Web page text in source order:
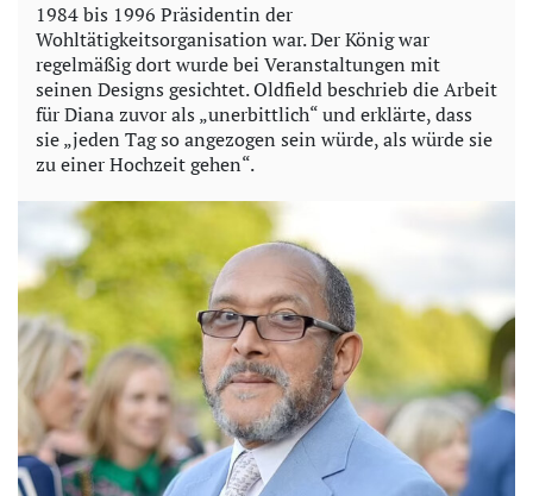
1984 bis 1996 Präsidentin der
Wohltätigkeitsorganisation war. Der König war
regelmäßig dort wurde bei Veranstaltungen mit
seinen Designs gesichtet. Oldfield beschrieb die Arbeit
für Diana zuvor als „unerbittlich“ und erklärte, dass
sie „jeden Tag so angezogen sein würde, als würde sie
zu einer Hochzeit gehen“.